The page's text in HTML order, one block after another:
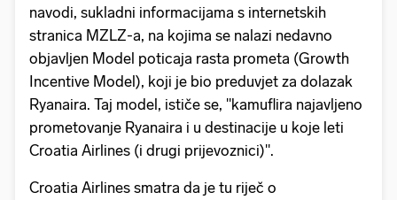
navodi, sukladni informacijama s internetskih
stranica MZLZ-a, na kojima se nalazi nedavno
objavljen Model poticaja rasta prometa (Growth
Incentive Model), koji je bio preduvjet za dolazak
Ryanaira. Taj model, ističe se, "kamuflira najavljeno
prometovanje Ryanaira i u destinacije u koje leti
Croatia Airlines (i drugi prijevoznici)".
Croatia Airlines smatra da je tu riječ o